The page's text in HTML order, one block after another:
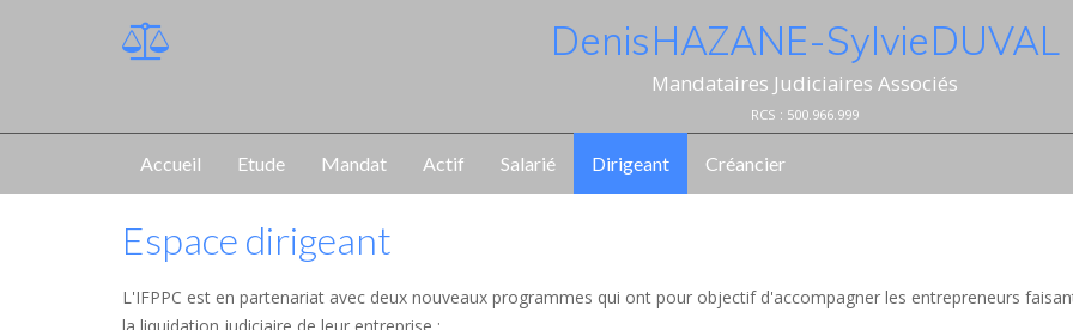
Denis HAZANE - Sylvie DUVAL
Mandataires Judiciaires Associés
RCS : 500.966.999
Accueil Etude Mandat Actif Salarié Dirigeant Créancier
Espace dirigeant
L'IFPPC est en partenariat avec deux nouveaux programmes qui ont pour objectif d'accompagner les entrepreneurs